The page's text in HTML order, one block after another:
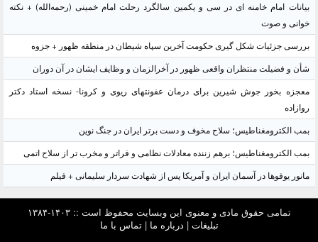
بیانات امام خامنه ای در سی و یکمین سالگرد رحلت امام خمینی (رحمه‌الله) + نکته
خوانی و صوت
بررسی جزئیات شکل گیری حکومت آخرین سپاه شیطان در منطقه ظهور + جزوه
شأن و فضیلت منتظران واقعی ظهور در آخرالزمان و وظایف ایشان در آن دوران
معجزه بخور جوش شیرین برای درمان عفونتهای ریوی و کرونا- نسخه استاد دکتر
روازاده
بمب الکترومغناطیس؛ سلاح مخوف و دست برتر ایران در جنگ نوین
بمب الکترومغناطیس؛ برهم زننده معادلات نظامی و فراتر و مخرب تر از سلاح اتمی
مانور یوفوها در آسمان ایران و آمریکا پس از شهادت سردار سلیمانی + فیلم
تمامی حقوق مادی و معنوی این وبسایت محفوظ است :: ۱۴۰۳-۱۳۸۴
تبلیغات | درباره ما |تماس با ما